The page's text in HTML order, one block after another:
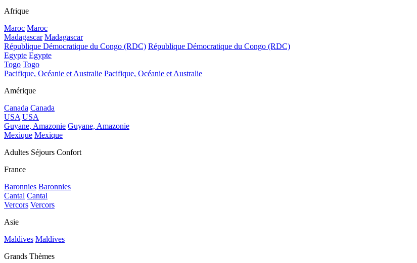
Afrique
Maroc Maroc
Madagascar Madagascar
République Démocratique du Congo (RDC) République Démocratique du Congo (RDC)
Egypte Egypte
Togo Togo
Pacifique, Océanie et Australie Pacifique, Océanie et Australie
Amérique
Canada Canada
USA USA
Guyane, Amazonie Guyane, Amazonie
Mexique Mexique
Adultes Séjours Confort
France
Baronnies Baronnies
Cantal Cantal
Vercors Vercors
Asie
Maldives Maldives
Grands Thèmes